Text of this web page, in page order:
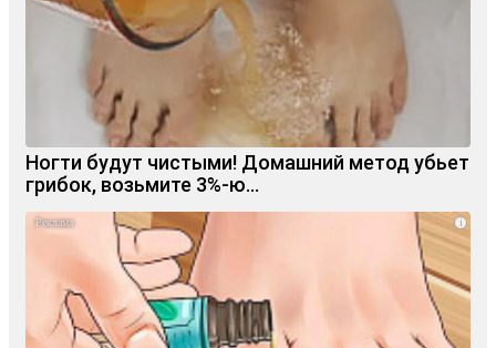
Ногти будут чистыми! Домашний метод убьет
грибок, возьмите 3%-ю…
i